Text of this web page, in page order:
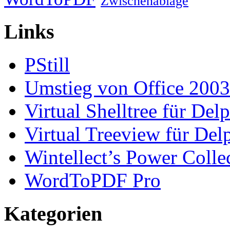
Links
PStill
Umstieg von Office
Virtual Shelltree für
Virtual Treeview für
Wintellect’s Power
WordToPDF Pro
Kategorien